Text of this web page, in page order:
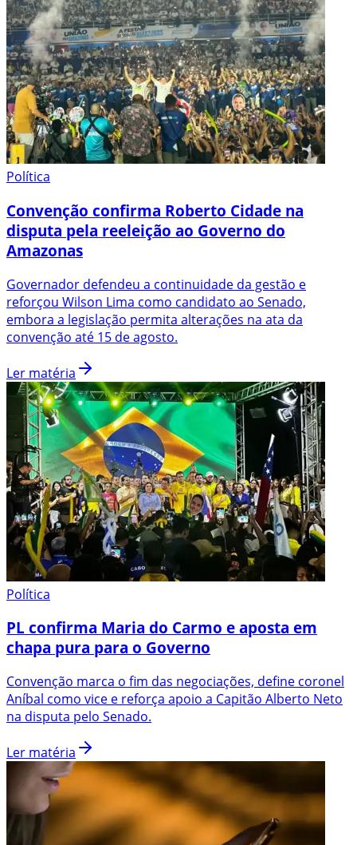
Política
Convenção confirma Roberto Cidade na
disputa pela reeleição ao Governo do
Amazonas
Governador defendeu a continuidade da gestão e
reforçou Wilson Lima como candidato ao Senado,
embora a legislação permita alterações na ata da
convenção até 15 de agosto.
Ler matéria
Política
PL confirma Maria do Carmo e aposta em
chapa pura para o Governo
Convenção marca o fim das negociações, define coronel
Aníbal como vice e reforça apoio a Capitão Alberto Neto
na disputa pelo Senado.
Ler matéria